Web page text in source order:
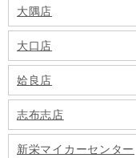
大隅店
大口店
姶良店
志布志店
新栄マイカーセンター